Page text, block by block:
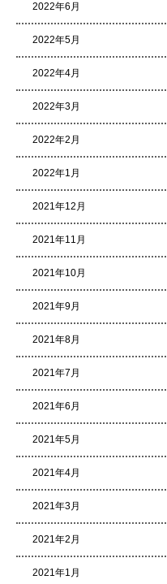
2022年6月
2022年5月
2022年4月
2022年3月
2022年2月
2022年1月
2021年12月
2021年11月
2021年10月
2021年9月
2021年8月
2021年7月
2021年6月
2021年5月
2021年4月
2021年3月
2021年2月
2021年1月